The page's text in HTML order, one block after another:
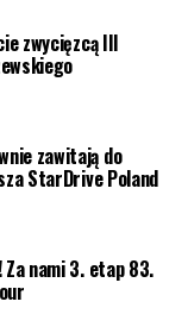
zwycięzcą III
zawitają do
StarDrive Poland
nami 3. etap 83.